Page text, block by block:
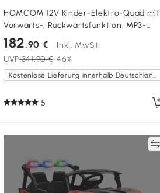
HOMCOM 12V Kinder-Elektro-Quad mit
Vorwärts-, Rückwärtsfunktion, MP3-
Musikplayer, Scheinwerfer, 3-8 km/h, 3-
5 Jahre, Orange
182,90 €
Inkl. MwSt.
UVP341,90 €-46%
Kostenlose Lieferung innerhalb Deutschlands
5